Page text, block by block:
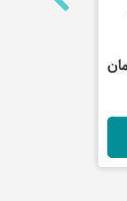
ساعت مچی